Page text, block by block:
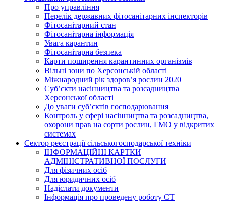
Про управління
Перелік державних фітосанітарних інспекторів
Фітосанітарний стан
Фітосанітарна інформація
Увага карантин
Фітосанітарна безпека
Карти поширення карантинних організмів
Вільні зони по Херсонській області
Міжнародний рік здоров’я рослин 2020
Суб’єкти насінництва та розсадництва
Херсонської області
До уваги суб’єктів господарювання
Контроль у сфері насінництва та розсадництва,
охорони прав на сорти рослин, ГМО у відкритих
системах
Сектор реєстрації сільськогосподарської техніки
ІНФОРМАЦІЙНІ КАРТКИ
АДМІНІСТРАТИВНОЇ ПОСЛУГИ
Для фізичних осіб
Для юридичних осіб
Надіслати документи
Інформація про проведену роботу СТ